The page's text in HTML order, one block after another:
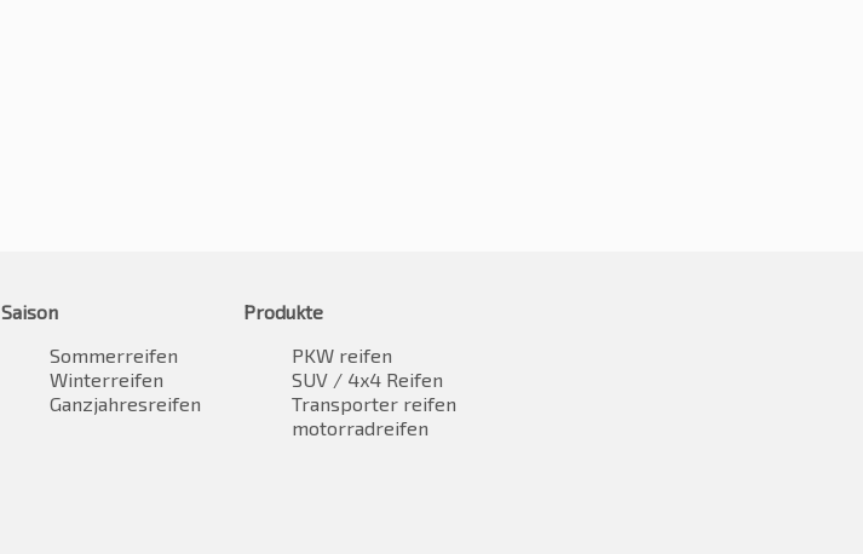
Saison
Sommerreifen
Winterreifen
Ganzjahresreifen
Produkte
PKW reifen
SUV / 4x4 Reifen
Transporter reifen
motorradreifen